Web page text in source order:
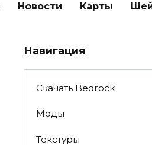
Новости Карты
Навигация
Скачать Bedrock
Моды
Текстуры